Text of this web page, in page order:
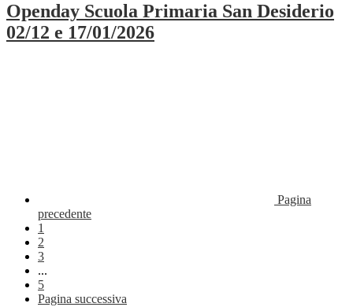
Openday Scuola Primaria San Desiderio
02/12 e 17/01/2026
Pagina
precedente
1
2
3
...
5
Pagina successiva